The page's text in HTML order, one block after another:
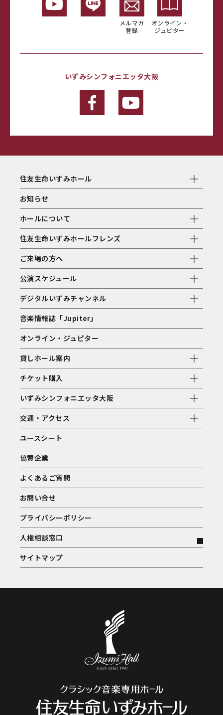
メルマガ
登録
オンライン・
ジュピター
いずみシンフォニエッタ大阪
住友生命いずみホール
お知らせ
ホールについて
住友生命いずみホールフレンズ
ご来場の方へ
公演スケジュール
デジタルいずみチャンネル
音楽情報誌「Jupiter」
オンライン・ジュピター
貸しホール案内
チケット購入
いずみシンフォニエッタ大阪
交通・アクセス
ユースシート
協賛企業
よくあるご質問
お問い合せ
プライバシーポリシー
人権相談窓口
サイトマップ